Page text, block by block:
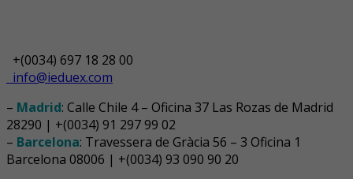
+(0034) 697 18 28 00
info@ieduex.com
– Madrid: Calle Chile 4 – Oficina 37 Las Rozas de Madrid
28290 | +(0034) 91 297 99 02
– Barcelona: Travessera de Gràcia 56 – 3 Oficina 1
Barcelona 08006 | +(0034) 93 090 90 20